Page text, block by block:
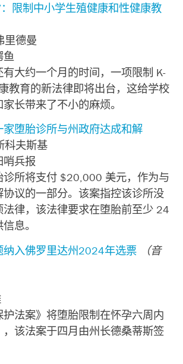
：限制中小学生殖健康和性健康教
里德曼
鱼
大约一个月的时间，一项限制 K-
教育的新法律即将出台，这给学校
长带来了不小的麻烦。
堕胎诊所与州政府达成和解
科夫斯基
哨兵报
诊所将支付 $20,000 美元，作为与
议的一部分。该案指控该诊所没
法律，该法律要求在堕胎前至少 24
息。
纳入佛罗里达州2024年选票
（音
法案》将堕胎限制在怀孕六周内
，该法案于四月由州长德桑蒂斯签